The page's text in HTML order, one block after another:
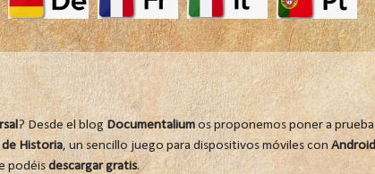
? Desde el blogDocumentaliumos proponemos poner a prueba
de Historia, un sencillo juego para dispositivos móviles conAndroid
podéisdescargar gratis.